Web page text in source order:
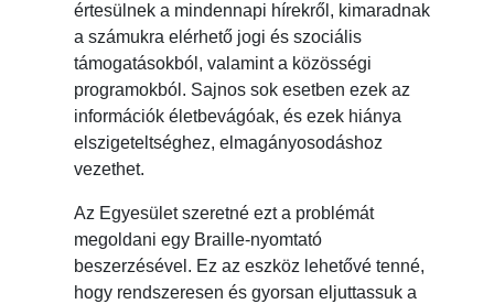
értesülnek a mindennapi hírekről, kimaradnak
a számukra elérhető jogi és szociális
támogatásokból, valamint a közösségi
programokból. Sajnos sok esetben ezek az
információk életbevágóak, és ezek hiánya
elszigeteltséghez, elmagányosodáshoz
vezethet.
Az Egyesület szeretné ezt a problémát
megoldani egy Braille-nyomtató
beszerzésével. Ez az eszköz lehetővé tenné,
hogy rendszeresen és gyorsan eljuttassuk a